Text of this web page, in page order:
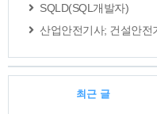
SQLD(SQL개발자)
산업안전기사; 건설안전
최근 글